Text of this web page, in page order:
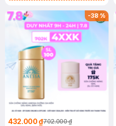
SPF 50+ 20ml (SL Có Hạn)
-38%
432.000 ₫702.000 ₫